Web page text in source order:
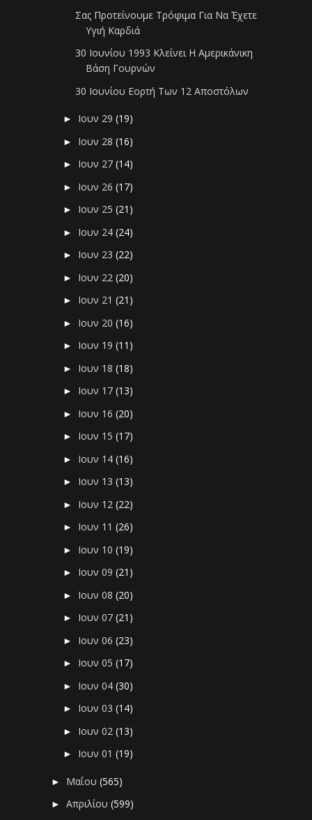
Σας Προτείνουμε Τρόφιμα Για Να Έχετε
Υγιή Καρδιά
30 Ιουνίου 1993 Κλείνει Η Αμερικάνικη
Βάση Γουρνών
30 Ιουνίου Εορτή Των 12 Αποστόλων
► Ιουν 29(19)
► Ιουν 28(16)
► Ιουν 27(14)
► Ιουν 26(17)
► Ιουν 25(21)
► Ιουν 24(24)
► Ιουν 23(22)
► Ιουν 22(20)
► Ιουν 21(21)
► Ιουν 20(16)
► Ιουν 19(11)
► Ιουν 18(18)
► Ιουν 17(13)
► Ιουν 16(20)
► Ιουν 15(17)
► Ιουν 14(16)
► Ιουν 13(13)
► Ιουν 12(22)
► Ιουν 11(26)
► Ιουν 10(19)
► Ιουν 09(21)
► Ιουν 08(20)
► Ιουν 07(21)
► Ιουν 06(23)
► Ιουν 05(17)
► Ιουν 04(30)
► Ιουν 03(14)
► Ιουν 02(13)
► Ιουν 01(19)
► Μαΐου(565)
►Απριλίου(599)